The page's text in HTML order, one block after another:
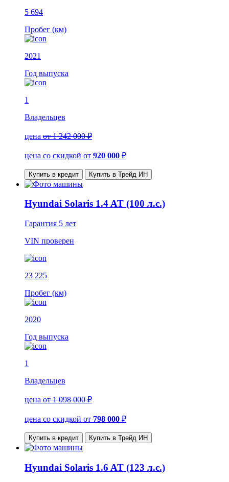
5 694
Пробег (км)
2021
Год выпуска
1
Владельцев
цена от 1 242 000 ₽
цена со скидкой от 920 000 ₽
Купить в кредит Купить в Трейд ИН
Hyundai Solaris 1.4 AT (100 л.с.)
Гарантия 5 лет
VIN проверен
23 225
Пробег (км)
2020
Год выпуска
1
Владельцев
цена от 1 098 000 ₽
цена со скидкой от 798 000 ₽
Купить в кредит Купить в Трейд ИН
Hyundai Solaris 1.6 AT (123 л.с.)